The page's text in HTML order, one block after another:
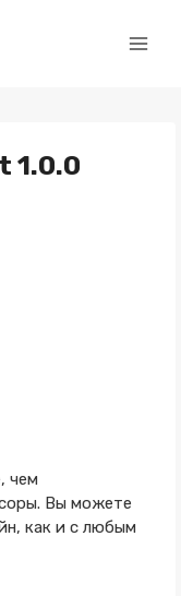
1.0.0
чем
Вы можете
как и с любым